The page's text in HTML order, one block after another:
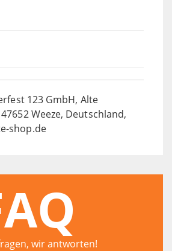
123 GmbH, Alte
Weeze, Deutschland,
shop.de
wir antworten!